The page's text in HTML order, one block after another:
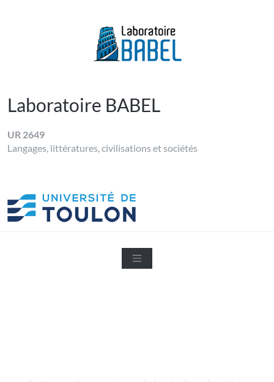
Laboratoire BABEL
UR 2649
Langages, littératures, civilisations et sociétés